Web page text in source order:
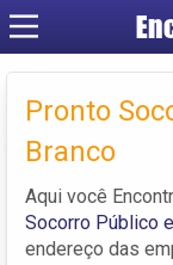
Pronto
Branco
Aqui você
Socorro Público
endereço das